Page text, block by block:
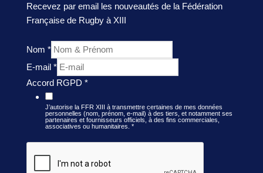
Recevez par email les nouveautés de la Fédération
Française de Rugby à XIII
Nom *
E-mail *
Accord RGPD *
J’autorise la FFR XIII à transmettre certaines de mes données
personnelles (nom, prénom, e-mail) à des tiers, et notamment ses
partenaires et fournisseurs officiels, à des fins commerciales,
associatives ou humanitaires. *